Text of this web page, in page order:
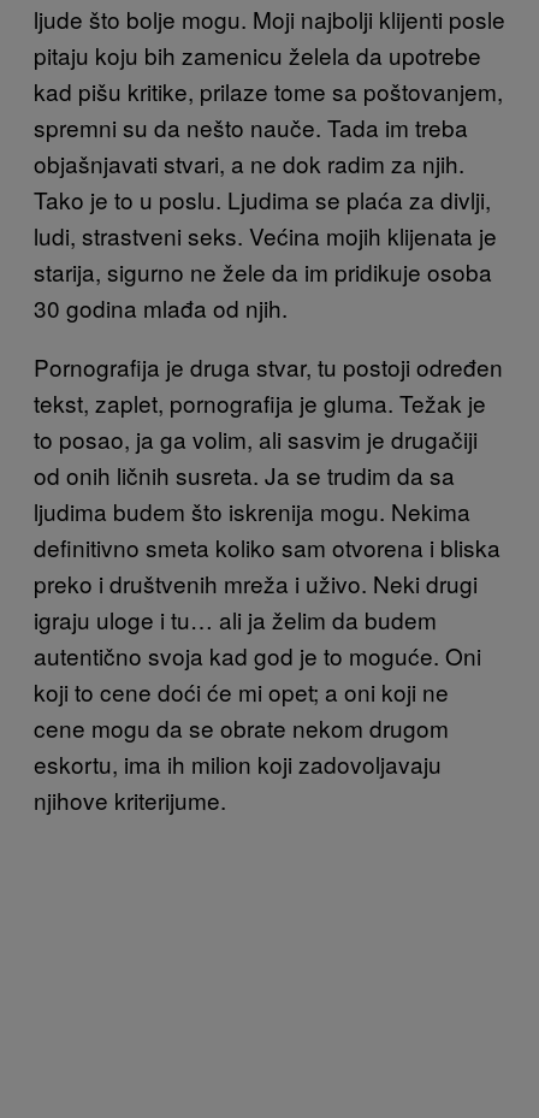
ljude što bolje mogu. Moji najbolji klijenti posle
pitaju koju bih zamenicu želela da upotrebe
kad pišu kritike, prilaze tome sa poštovanjem,
spremni su da nešto nauče. Tada im treba
objašnjavati stvari, a ne dok radim za njih.
Tako je to u poslu. Ljudima se plaća za divlji,
ludi, strastveni seks. Većina mojih klijenata je
starija, sigurno ne žele da im pridikuje osoba
30 godina mlađa od njih.
Pornografija je druga stvar, tu postoji određen
tekst, zaplet, pornografija je gluma. Težak je
to posao, ja ga volim, ali sasvim je drugačiji
od onih ličnih susreta. Ja se trudim da sa
ljudima budem što iskrenija mogu. Nekima
definitivno smeta koliko sam otvorena i bliska
preko i društvenih mreža i uživo. Neki drugi
igraju uloge i tu… ali ja želim da budem
autentično svoja kad god je to moguće. Oni
koji to cene doći će mi opet; a oni koji ne
cene mogu da se obrate nekom drugom
eskortu, ima ih milion koji zadovoljavaju
njihove kriterijume.